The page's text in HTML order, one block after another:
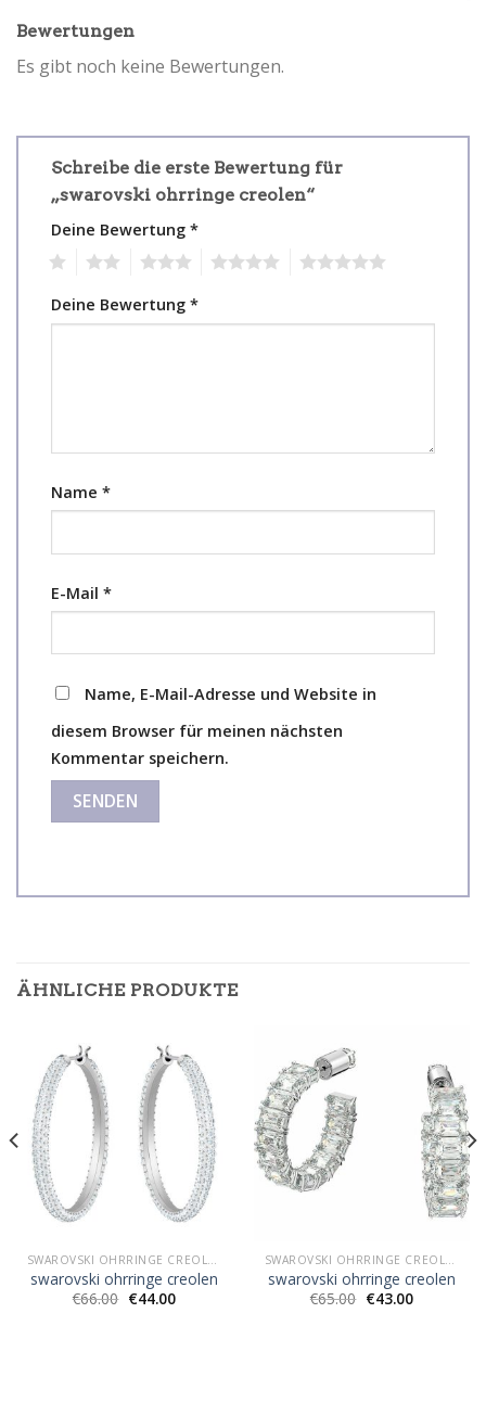
Bewertungen
Es gibt noch keine Bewertungen.
Schreibe die erste Bewertung für
„swarovski ohrringe creolen“
Deine Bewertung *
Deine Bewertung *
Name *
E-Mail *
Name, E-Mail-Adresse und Website in
diesem Browser für meinen nächsten
Kommentar speichern.
ÄHNLICHE PRODUKTE
swarovski ohrringe creolen
€66.00 €44.00
swarovski ohrringe creolen
€65.00 €43.00